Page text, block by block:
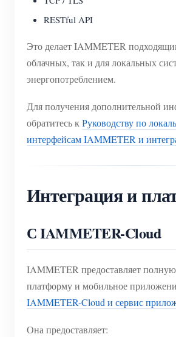
RESTful API
Это делает IAMMETER
облачных, так и для локальных
энергопотреблением.
Для получения дополнительной
обратитесь кРуководству по
интерфейсам IAMMETER и
Интеграция и
С IAMMETER-Cloud
IAMMETER предоставляет
платформу и мобильное
IAMMETER-Cloud и сервис
Она предоставляет: